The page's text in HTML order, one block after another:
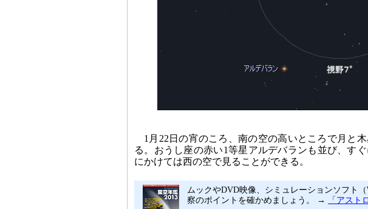
1月22日の宵のころ、南の空の高いところで月と
る。おうし座の赤い1等星アルデバランも並び、す
にかけては西の空で見ることができる。
ムックやDVD映像、シミュレーションソフト
察のポイントを確かめましょう。 →
「アスト